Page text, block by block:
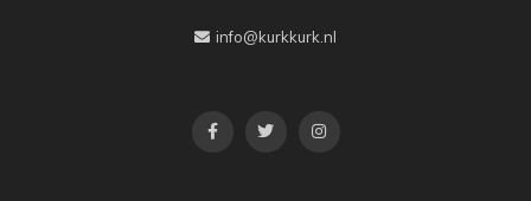
info@kurkkurk.nl